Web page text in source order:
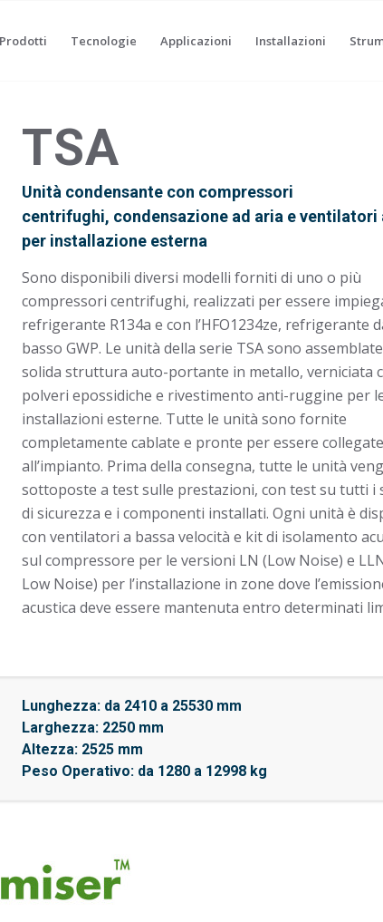
Prodotti Tecnologie Applicazioni Installazioni
TSA
Unità condensante con compressori
centrifughi, condensazione ad aria e ventilatori
per installazione esterna
Sono disponibili diversi modelli forniti di uno o più
compressori centrifughi, realizzati per essere
refrigerante R134a e con l’HFO1234ze, refrigerante
basso GWP. Le unità della serie TSA sono
solida struttura auto-portante in metallo, verniciata
polveri epossidiche e rivestimento anti-ruggine per
installazioni esterne. Tutte le unità sono fornite
completamente cablate e pronte per essere collegate
all’impianto. Prima della consegna, tutte le unità
sottoposte a test sulle prestazioni, con test su tutti i
di sicurezza e i componenti installati. Ogni unità è
con ventilatori a bassa velocità e kit di isolamento
sul compressore per le versioni LN (Low Noise) e
Low Noise) per l’installazione in zone dove
acustica deve essere mantenuta entro determinati
Lunghezza: da 2410 a 25530 mm
Larghezza: 2250 mm
Altezza: 2525 mm
Peso Operativo: da 1280 a 12998 kg